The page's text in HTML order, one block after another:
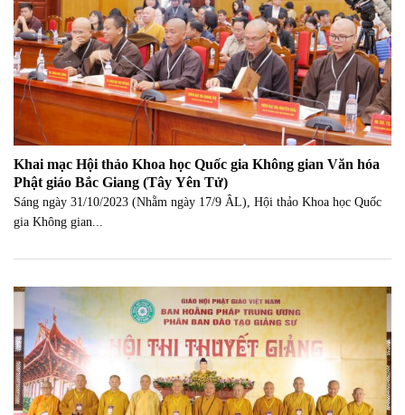
Khai mạc Hội thảo Khoa học Quốc gia Không gian Văn hóa
Phật giáo Bắc Giang (Tây Yên Tử)
Sáng ngày 31/10/2023 (Nhằm ngày 17/9 ÂL), Hội thảo Khoa học Quốc
gia Không gian...